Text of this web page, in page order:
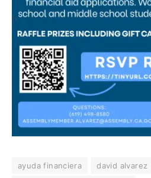
ayuda financiera david alvarez